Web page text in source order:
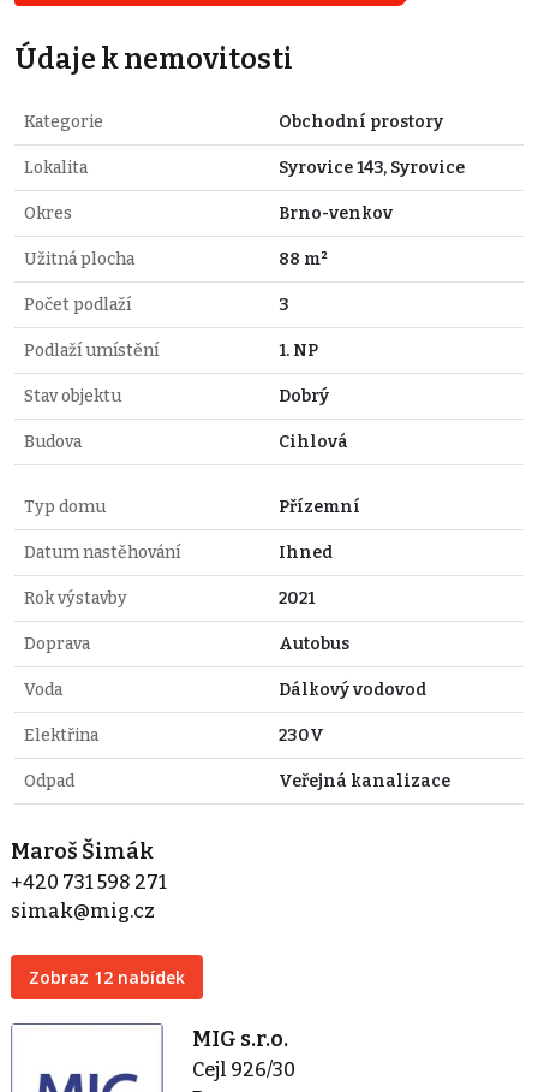
Údaje k nemovitosti
Kategorie Obchodní prostory
Lokalita Syrovice 143, Syrovice
Okres Brno-venkov
Užitná plocha 88 m²
Počet podlaží 3
Podlaží umístění 1. NP
Stav objektu Dobrý
Budova Cihlová
Typ domu Přízemní
Datum nastěhování Ihned
Rok výstavby 2021
Doprava Autobus
Voda Dálkový vodovod
Elektřina 230V
Odpad Veřejná kanalizace
Maroš Šimák
+420 731 598 271
simak@mig.cz
Zobraz 12 nabídek
MIG s.r.o.
Cejl 926/30